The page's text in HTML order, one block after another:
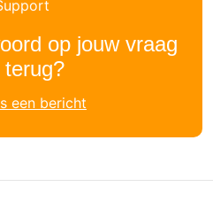
op jouw vraag
terug?
een bericht